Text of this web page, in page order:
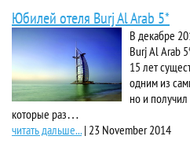
Юбилей отеля Burj Al Arab 5*
В декабре
Burj Al Arab
15 лет
одним из
но и
которые раз…
читать дальше... | 23 November 2014